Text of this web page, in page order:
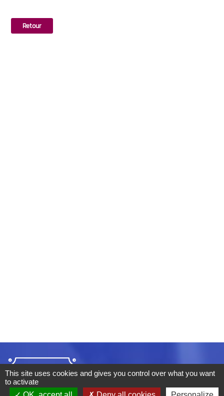
Retour
This site uses cookies and gives you control over what you want
to activate